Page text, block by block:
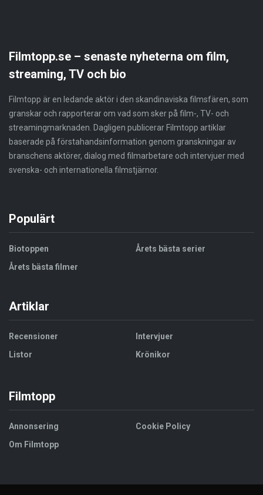
Filmtopp.se – senaste nyheterna om film,
streaming, TV och bio
Filmtopp är en ledande aktör i den skandinaviska filmsfären, som
granskar och rapporterar om vad som sker på film-, TV- och
streamingmarknaden. Dagligen publicerar Filmtopp artiklar
baserade på förstahandsinformation genom granskningar av
branschens aktörer, dialog med filmarbetare och intervjuer med
svenska- och internationella filmstjärnor.
Populärt
Biotoppen
Årets bästa filmer
Årets bästa serier
Artiklar
Recensioner
Listor
Intervjuer
Krönikor
Filmtopp
Annonsering
Om Filmtopp
Cookie Policy